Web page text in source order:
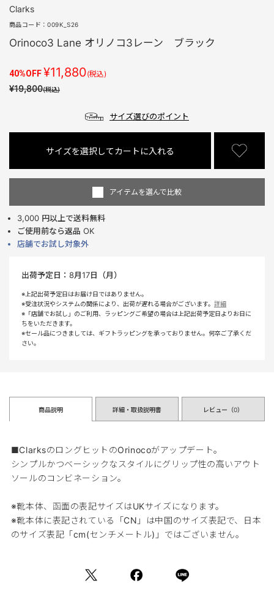
Clarks
商品コード：009K_S26
Orinoco3 Lane オリノコ3レーン ブラック
40%OFF¥11,880(税込)
¥19,800(税込)
サイズ選びのポイント
サイズを選択してカートに入れる
アイテムを選んで比較
3,000 円以上で送料無料
ご使用前なら返品 OK
店舗でお試し対象外
出荷予定日： 8月17日（月）
※上記出荷予定日はお届け日ではありません。
※受注状況やシステムの関係により、出荷が遅れる場合がございます。 詳細
※「店舗でお試し」のご利用、ラッピングご希望の場合は上記出荷予定日よりお日に
ちをいただきます。
※セール品につきましては、ギフトラッピングを承っておりません。何卒ご了承くだ
さい。
商品説明 詳細・取扱説明書 レビュー（0）
■ClarksのロングヒットのOrinocoがアップデート。
シンプルかつベーシックなスタイルにグリップ性の高いアウト
ソールのコンビネーション。
※靴本体、函面の表記サイズはUKサイズになります。
※靴本体に表記されている「CN」は中国のサイズ表記で、日本
のサイズ表記「cm(センチメートル)」ではございません。